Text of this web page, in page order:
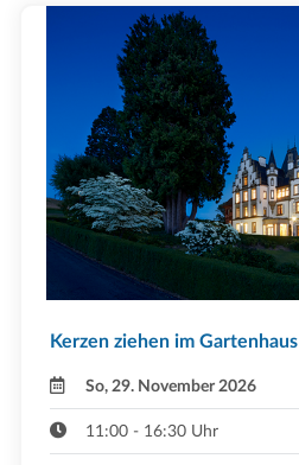
Kerzen ziehen im Gartenhaus
So, 29. November 2026
11:00 - 16:30 Uhr